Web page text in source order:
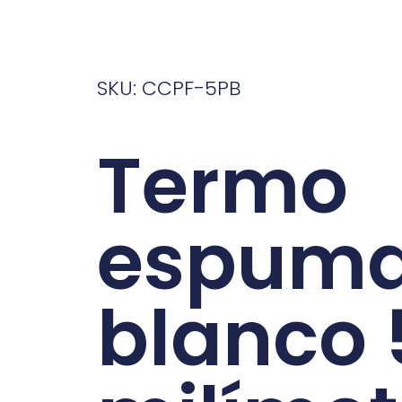
SKU: CCPF-5PB
Termo
blanco